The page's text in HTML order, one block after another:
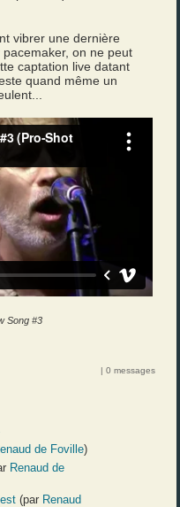
vibrer une dernière
on ne peut
captation live datant
quand même un
Song #3
| 0 messages
de Foville)
Renaud de
(par Renaud